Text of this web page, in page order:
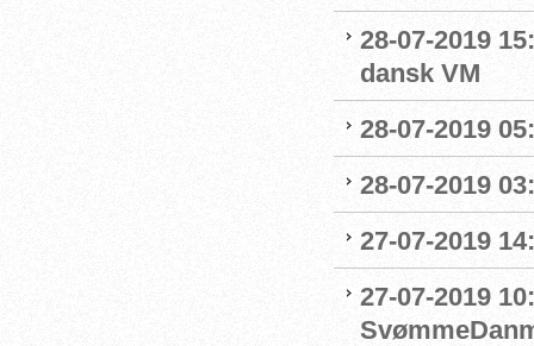
28-07-2019
dansk VM
28-07-2019
28-07-2019
27-07-2019
27-07-2019